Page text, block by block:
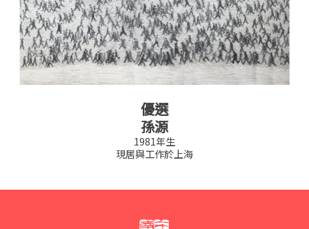
優選
孫源
1981年生
現居與工作於上海